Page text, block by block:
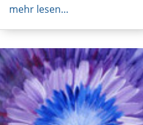
mehr lesen…